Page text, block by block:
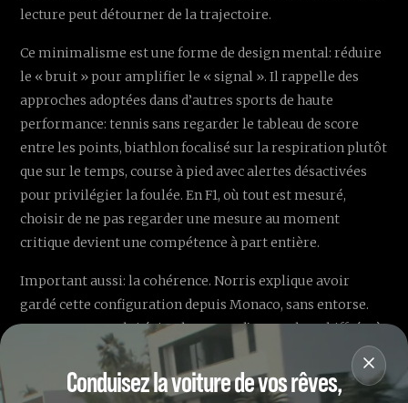
lecture peut détourner de la trajectoire.
Ce minimalisme est une forme de design mental: réduire
le « bruit » pour amplifier le « signal ». Il rappelle des
approches adoptées dans d’autres sports de haute
performance: tennis sans regarder le tableau de score
entre les points, biathlon focalisé sur la respiration plutôt
que sur le temps, course à pied avec alertes désactivées
pour privilégier la foulée. En F1, où tout est mesuré,
choisir de ne pas regarder une mesure au moment
critique devient une compétence à part entière.
Important aussi: la cohérence. Norris explique avoir
gardé cette configuration depuis Monaco, sans entorse.
Cette constance lui évite de passer d’un mode « chiffré » à
un mode « sensations » selon les circuits. Le cerveau
s’adapte à une routine; plus elle est stable, plus la
performance se construit. C’est aussi un signal envoyé à
Conduisez la voiture de vos rêves,